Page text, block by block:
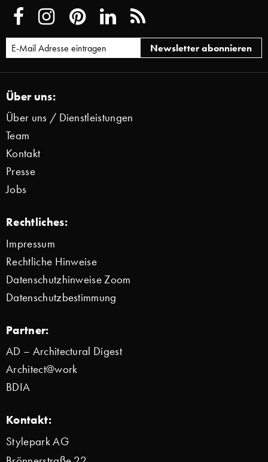
Über uns:
Über uns / Dienstleistungen
Team
Kontakt
Presse
Jobs
Rechtliches:
Impressum
Rechtliche Hinweise
Datenschutzhinweise Zoom
Datenschutzbestimmung
Partner:
AD – Architectural Digest
Architect@work
BDIA
Kontakt:
Stylepark AG